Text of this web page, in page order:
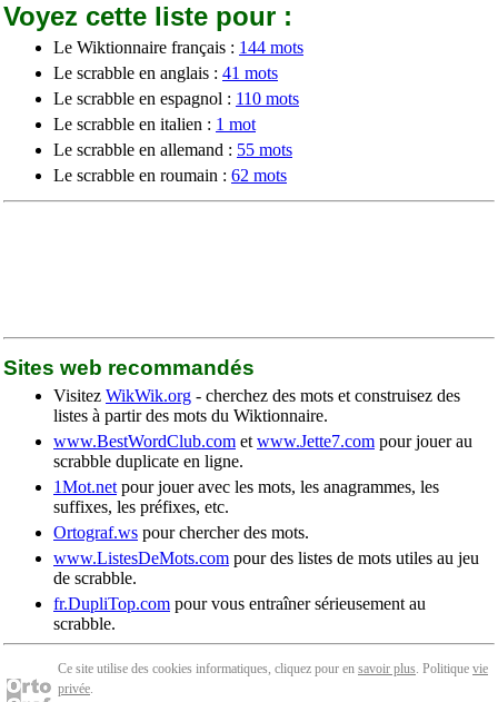
Voyez cette liste pour :
Le Wiktionnaire français : 144 mots
Le scrabble en anglais : 41 mots
Le scrabble en espagnol : 110 mots
Le scrabble en italien : 1 mot
Le scrabble en allemand : 55 mots
Le scrabble en roumain : 62 mots
Sites web recommandés
Visitez WikWik.org - cherchez des mots et construisez des
listes à partir des mots du Wiktionnaire.
www.BestWordClub.com et www.Jette7.com pour jouer au
scrabble duplicate en ligne.
1Mot.net pour jouer avec les mots, les anagrammes, les
suffixes, les préfixes, etc.
Ortograf.ws pour chercher des mots.
www.ListesDeMots.com pour des listes de mots utiles au jeu
de scrabble.
fr.DupliTop.com pour vous entraîner sérieusement au
scrabble.
Ce site utilise des cookies informatiques, cliquez pour en savoir plus. Politique vie
privée.